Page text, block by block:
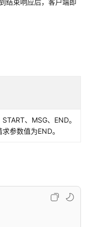
结束响应后，客户端即
、MSG、END。
参数值为END。